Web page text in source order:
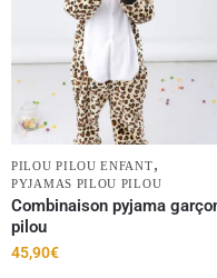
PILOU PILOU ENFANT,
PYJAMAS PILOU PILOU
Combinaison pyjama
pilou
45,90€